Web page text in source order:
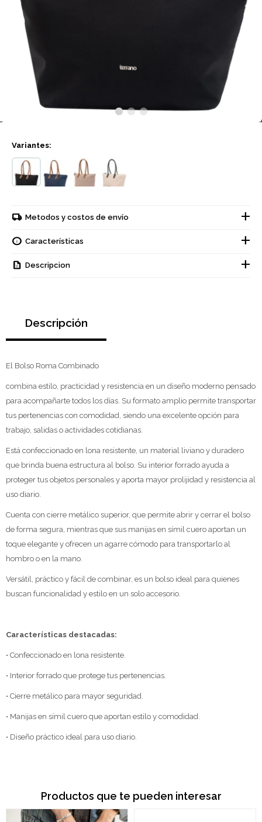
Variantes:
Metodos y costos de envío
Características
Descripcion
Descripción
El Bolso Roma Combinado
combina estilo, practicidad y resistencia en un diseño moderno pensado
para acompañarte todos los días. Su formato amplio permite transportar
tus pertenencias con comodidad, siendo una excelente opción para
trabajo, salidas o actividades cotidianas.
Está confeccionado en lona resistente, un material liviano y duradero
que brinda buena estructura al bolso. Su interior forrado ayuda a
proteger tus objetos personales y aporta mayor prolijidad y resistencia al
uso diario.
Cuenta con cierre metálico superior, que permite abrir y cerrar el bolso
de forma segura, mientras que sus manijas en símil cuero aportan un
toque elegante y ofrecen un agarre cómodo para transportarlo al
hombro o en la mano.
Versátil, práctico y fácil de combinar, es un bolso ideal para quienes
buscan funcionalidad y estilo en un solo accesorio.
Características destacadas:
• Confeccionado en lona resistente.
• Interior forrado que protege tus pertenencias.
• Cierre metálico para mayor seguridad.
• Manijas en símil cuero que aportan estilo y comodidad.
• Diseño práctico ideal para uso diario.
Productos que te pueden interesar